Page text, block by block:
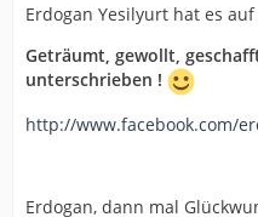
Erdogan Yesilyurt hat es
Geträumt, gewollt,
unterschrieben !
http://www.facebook.com/
Erdogan, dann mal